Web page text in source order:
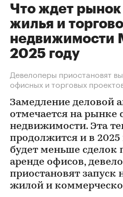
Что ждет
жилья и
недвижимости
2025 году
Девелоперы приостановят
офисных и торговых
Замедление деловой
отмечается на рынке
недвижимости. Эта
продолжится и в 2025
будет меньше сделок
аренде офисов,
приостановят запуск
жилой и